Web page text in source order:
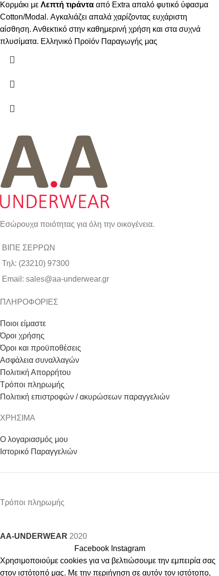
Κορμάκι με Λεπτή τιράντα από Extra απαλό φυτικό ύφασμα
Cotton/Modal. Αγκαλιάζει απαλά χαρίζοντας ευχάριστη
αίσθηση. Ανθεκτικό στην καθημερινή χρήση και στα συχνά
πλυσίματα. Ελληνικό Προϊόν Παραγωγής μας
Εσώρουχα ποιότητας για όλη την οικογένεια.
ΒΙΠΕ ΣΕΡΡΩΝ
Τηλ: (23210) 97300
Email: sales@aa-underwear.gr
ΠΛΗΡΟΦΟΡΙΕΣ
Ποιοι είμαστε
Όροι χρήσης
Όροι και προϋποθέσεις
Ασφάλεια συναλλαγών
Πολιτική Απορρήτου
Τρόποι πληρωμής
Πολιτική επιστροφών / ακυρώσεων παραγγελιών
ΧΡΗΣΙΜΑ
Ο λογαριασμός μου
Ιστορικό Παραγγελιών
Τρόποι πληρωμής
AA-UNDERWEAR 2020
Facebook Instagram
Χρησιμοποιούμε cookies για να βελτιώσουμε την εμπειρία σας
στον ιστότοπό μας. Με την περιήγηση σε αυτόν τον ιστότοπο,